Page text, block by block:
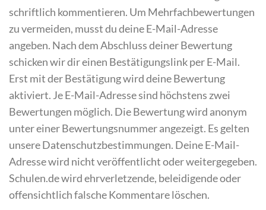
schriftlich kommentieren. Um Mehrfachbewertungen
zu vermeiden, musst du deine E-Mail-Adresse
angeben. Nach dem Abschluss deiner Bewertung
schicken wir dir einen Bestätigungslink per E-Mail.
Erst mit der Bestätigung wird deine Bewertung
aktiviert. Je E-Mail-Adresse sind höchstens zwei
Bewertungen möglich. Die Bewertung wird anonym
unter einer Bewertungsnummer angezeigt. Es gelten
unsere Datenschutzbestimmungen. Deine E-Mail-
Adresse wird nicht veröffentlicht oder weitergegeben.
Schulen.de wird ehrverletzende, beleidigende oder
offensichtlich falsche Kommentare löschen.